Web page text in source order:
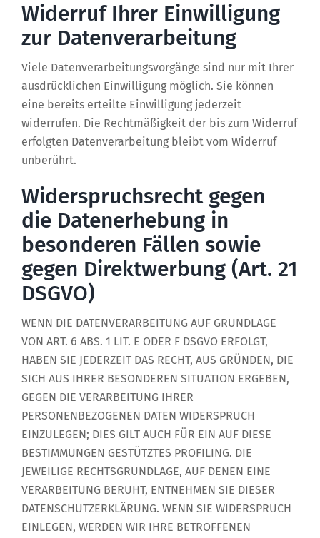
Widerruf Ihrer Einwilligung
zur Datenverarbeitung
Viele Datenverarbeitungsvorgänge sind nur mit Ihrer
ausdrücklichen Einwilligung möglich. Sie können
eine bereits erteilte Einwilligung jederzeit
widerrufen. Die Rechtmäßigkeit der bis zum Widerruf
erfolgten Datenverarbeitung bleibt vom Widerruf
unberührt.
Widerspruchsrecht gegen
die Datenerhebung in
besonderen Fällen sowie
gegen Direktwerbung (Art. 21
DSGVO)
WENN DIE DATENVERARBEITUNG AUF GRUNDLAGE
VON ART. 6 ABS. 1 LIT. E ODER F DSGVO ERFOLGT,
HABEN SIE JEDERZEIT DAS RECHT, AUS GRÜNDEN, DIE
SICH AUS IHRER BESONDEREN SITUATION ERGEBEN,
GEGEN DIE VERARBEITUNG IHRER
PERSONENBEZOGENEN DATEN WIDERSPRUCH
EINZULEGEN; DIES GILT AUCH FÜR EIN AUF DIESE
BESTIMMUNGEN GESTÜTZTES PROFILING. DIE
JEWEILIGE RECHTSGRUNDLAGE, AUF DENEN EINE
VERARBEITUNG BERUHT, ENTNEHMEN SIE DIESER
DATENSCHUTZERKLÄRUNG. WENN SIE WIDERSPRUCH
EINLEGEN, WERDEN WIR IHRE BETROFFENEN